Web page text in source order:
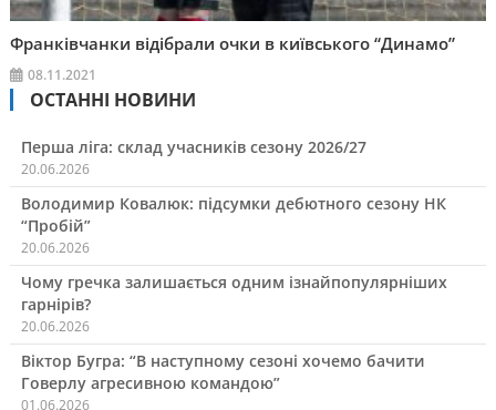
Франківчанки відібрали очки в київського “Динамо”
08.11.2021
ОСТАННІ НОВИНИ
Перша ліга: склад учасників сезону 2026/27
20.06.2026
Володимир Ковалюк: підсумки дебютного сезону НК
“Пробій”
20.06.2026
Чому гречка залишається одним ізнайпопулярніших
гарнірів?
20.06.2026
Віктор Бугра: “В наступному сезоні хочемо бачити
Говерлу агресивною командою”
01.06.2026